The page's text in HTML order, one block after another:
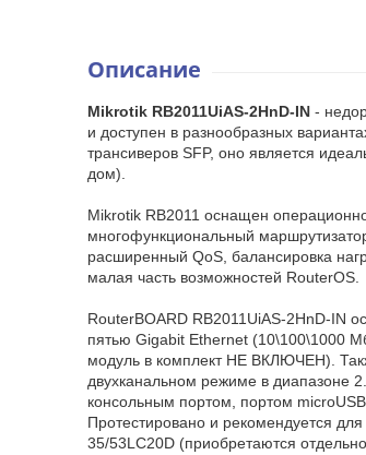
Описание
Mikrotik RB2011UiAS-2HnD-IN -
и доступен в разнообразных
трансиверов SFP, оно является
дом).
Mikrotik RB2011 оснащен
многофункциональный
расширенный QoS, балансировка
малая часть возможностей RouterOS.
RouterBOARD RB2011UiAS-2HnD-IN
пятью Gigabit Ethernet (10\100\1000
модуль в комплект НЕ ВКЛЮЧЕН).
двухканальном режиме в диапазоне
консольным портом, портом
Протестировано и рекомендуется
35/53LC20D (приобретаются